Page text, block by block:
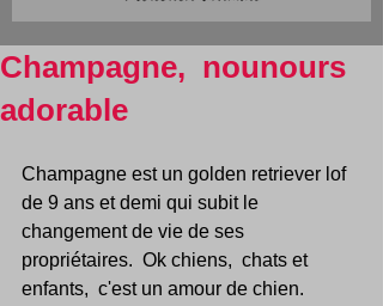
Champagne, nounours
adorable
Champagne est un golden retriever lof
de 9 ans et demi qui subit le
changement de vie de ses
propriétaires.  Ok chiens,  chats et
enfants,  c'est un amour de chien.